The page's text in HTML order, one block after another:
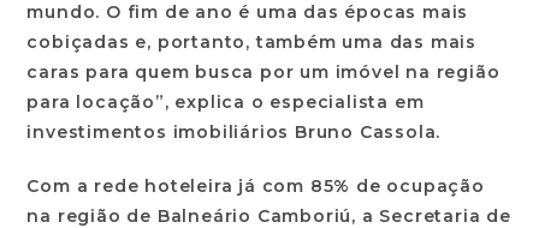
mundo. O fim de ano é uma das épocas mais
cobiçadas e, portanto, também uma das mais
caras para quem busca por um imóvel na região
para locação”, explica o especialista em
investimentos imobiliários Bruno Cassola.
Com a rede hoteleira já com 85% de ocupação
na região de Balneário Camboriú, a Secretaria de